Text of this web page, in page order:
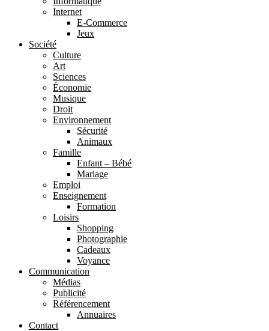
Internet
E-Commerce
Jeux
Société
Culture
Art
Sciences
Économie
Musique
Droit
Environnement
Sécurité
Animaux
Famille
Enfant – Bébé
Mariage
Emploi
Enseignement
Formation
Loisirs
Shopping
Photographie
Cadeaux
Voyance
Communication
Médias
Publicité
Référencement
Annuaires
Contact